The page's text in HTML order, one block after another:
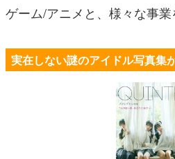
ゲーム/アニメと、様々な事業
実在しない謎のアイドル写真集